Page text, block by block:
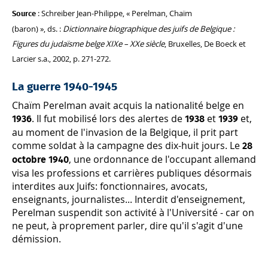
Source : Schreiber Jean-Philippe, « Perelman, Chaïm
(baron) », ds. : Dictionnaire biographique des juifs de Belgique :
Figures du judaïsme belge XIXe – XXe siècle, Bruxelles, De Boeck et
Larcier s.a., 2002, p. 271-272.
La guerre 1940-1945
Chaïm Perelman avait acquis la nationalité belge en
1936. Il fut mobilisé lors des alertes de 1938 et 1939 et,
au moment de l'invasion de la Belgique, il prit part
comme soldat à la campagne des dix-huit jours. Le 28
octobre 1940, une ordonnance de l'occupant allemand
visa les professions et carrières publiques désormais
interdites aux Juifs: fonctionnaires, avocats,
enseignants, journalistes... Interdit d'enseignement,
Perelman suspendit son activité à l'Université - car on
ne peut, à proprement parler, dire qu'il s'agit d'une
démission.